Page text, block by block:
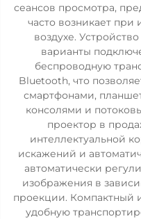
сеансов просмотра,
часто возникает при
воздухе.
варианты
беспроводную
Bluetooth, что
смартфонами,
консолями и
проектор в
интеллектуальной
искажений и
автоматически
изображения в
проекции. Компактный
удобную